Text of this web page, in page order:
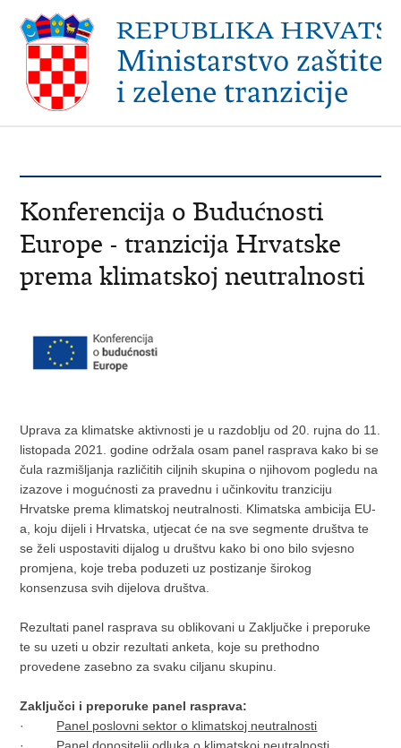
Konferencija o Budućnosti
Europe - tranzicija Hrvatske
prema klimatskoj neutralnosti
Uprava za klimatske aktivnosti je u razdoblju od 20. rujna do 11.
listopada 2021. godine održala osam panel rasprava kako bi se
čula razmišljanja različitih ciljnih skupina o njihovom pogledu na
izazove i mogućnosti za pravednu i učinkovitu tranziciju
Hrvatske prema klimatskoj neutralnosti. Klimatska ambicija EU-
a, koju dijeli i Hrvatska, utjecat će na sve segmente društva te
se želi uspostaviti dijalog u društvu kako bi ono bilo svjesno
promjena, koje treba poduzeti uz postizanje širokog
konsenzusa svih dijelova društva.
Rezultati panel rasprava su oblikovani u Zaključke i preporuke
te su uzeti u obzir rezultati anketa, koje su prethodno
provedene zasebno za svaku ciljanu skupinu.
Zaključci i preporuke panel rasprava:
· Panel poslovni sektor o klimatskoj neutralnosti